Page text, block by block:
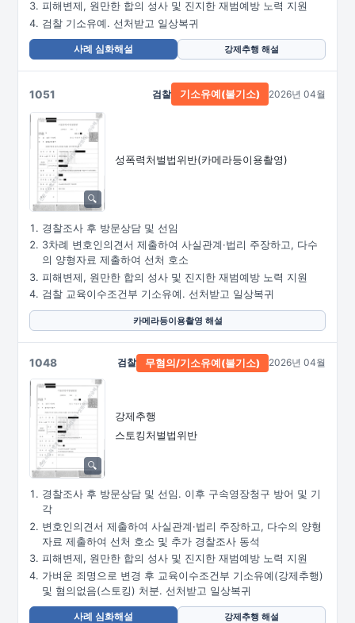
피해변제, 원만한 합의 성사 및 진지한 재범예방 노력 지원
검찰 기소유예. 선처받고 일상복귀
사례 심화해설 강제추행 해설
1051
성폭력처벌법위반(카메라등이용촬영)
검찰 기소유예(불기소) 2026년 04월
경찰조사 후 방문상담 및 선임
3차례 변호인의견서 제출하여 사실관계·법리 주장하고, 다수
의 양형자료 제출하여 선처 호소
피해변제, 원만한 합의 성사 및 진지한 재범예방 노력 지원
검찰 교육이수조건부 기소유예. 선처받고 일상복귀
카메라등이용촬영 해설
1048
강제추행
스토킹처벌법위반
검찰 무혐의/기소유예(불기소) 2026년 04월
경찰조사 후 방문상담 및 선임. 이후 구속영장청구 방어 및 기
각
변호인의견서 제출하여 사실관계·법리 주장하고, 다수의 양형
자료 제출하여 선처 호소 및 추가 경찰조사 동석
피해변제, 원만한 합의 성사 및 진지한 재범예방 노력 지원
가벼운 죄명으로 변경 후 교육이수조건부 기소유예(강제추행)
및 혐의없음(스토킹) 처분. 선처받고 일상복귀
사례 심화해설 강제추행 해설